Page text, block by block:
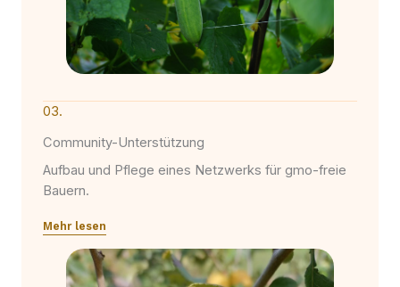
03.
Community-Unterstützung
Aufbau und Pflege eines Netzwerks für gmo-freie
Bauern.
Mehr lesen